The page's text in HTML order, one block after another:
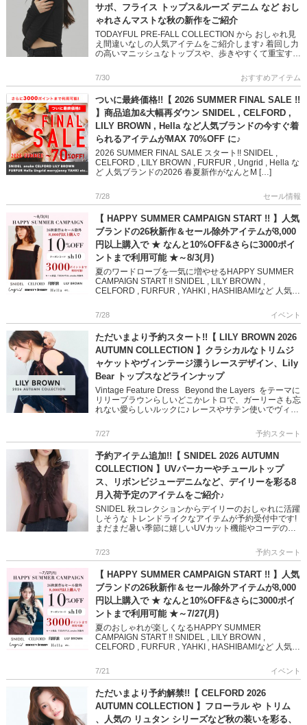
サボ、フライス トップス&ルーズ デニム など おし
ゃれさんマストな秋の新作をご紹介
TODAYFUL PRE-FALL COLLECTION から おしゃれ見
え間違いなしの人気アイテムをご紹介します♪ 着回し力
の高いマニッシュなトップスや、歩きやすくて重宝する
7/30 おすすめアイテム
ついに最終価格!!【 2026 SUMMER FINAL SALE !!
】商品追加&大幅再ダウン SNIDEL , CELFORD ,
LILY BROWN , Hella など人気ブランドの今すぐ着
られるアイテムがMAX 70%OFF に♪
2026 SUMMER FINAL SALE スタート!! SNIDEL ,
CELFORD , LILY BROWN , FURFUR , Ungrid , Hella な
ど 人気ブランドの2026 春夏新作がなんとM […]
7/28 セール情報
【 HAPPY SUMMER CAMPAIGN START !! 】人気
ブランドの26秋新作＆セール除外アイテムが8,000
円以上購入で ★ なんと10%OFF&さらに3000ポイ
ントまで利用可能 ★～8/3(月)
夏のワードローブを一気に増やせるHAPPY SUMMER
CAMPAIGN START !! SNIDEL , LILY BROWN ,
CELFORD , FURFUR , YAHKI , HASHIBAMIなど 人気
7/28 イベント
ただいまより予約スタート!!【 LILY BROWN 2026
AUTUMN COLLECTION 】クラシカルなトリムジ
ャケットやヴィンテージ漂うレースデザイン、Lily
Bear トップスなどラインナップ
Vintage Feature Dress Beyond the Layers をテーマに
リリーブラウンらしいどこかレトロで、ガーリーさも忘
れない愛らしいルックに♪ レースやサテン使いでヴィン
7/27 予約スタート
予約アイテム追加!!【 SNIDEL 2026 AUTUMN
COLLECTION 】UVパーカーやチュールトップ
ス、リボンビジューデニムなど、デイリーを彩る8
月入荷予定のアイテムをご紹介♪
SNIDEL 秋コレクションからデイリーのおしゃれに活躍
しそうな トレンドライクなアイテムが予約受付中です!
まだまだ暑い季節に嬉しいUVカット機能やコーデの主
えるスタ […]
7/23 予約スタート
【 HAPPY SUMMER CAMPAIGN START !! 】人気
ブランドの26秋新作＆セール除外アイテムが8,000
円以上購入で ★ なんと10%OFF&さらに3000ポイ
ントまで利用可能 ★～7/27(月)
夏のおしゃれが楽しくなるHAPPY SUMMER
CAMPAIGN START !! SNIDEL , LILY BROWN ,
CELFORD , FURFUR , YAHKI , HASHIBAMIなど 人気ブ
7/21 イベント
ただいまより予約解禁!!【 CELFORD 2026
AUTUMN COLLECTION 】フローラル や トリム
、人気の リュタン シリーズなど秋の装いを彩る、